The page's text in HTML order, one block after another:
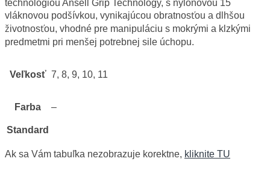
technológiou Ansell Grip Technology, s nylonovou 15
vláknovou podšívkou, vynikajúcou obratnosťou a dlhšou
životnosťou, vhodné pre manipuláciu s mokrými a klzkými
predmetmi pri menšej potrebnej sile úchopu.
Veľkosť 7, 8, 9, 10, 11
Farba –
Standard
Ak sa Vám tabuľka nezobrazuje korektne, kliknite TU